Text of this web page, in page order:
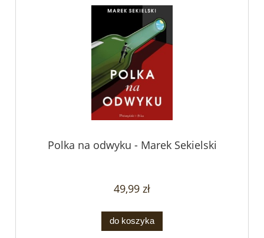
Polka na odwyku - Marek Sekielski
49,99 zł
do koszyka